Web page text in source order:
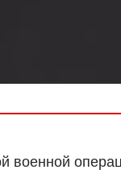
военной